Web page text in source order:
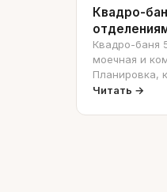
Квадро-
Квадро-баня
моечная и
Планировка,
цена.
Читать →